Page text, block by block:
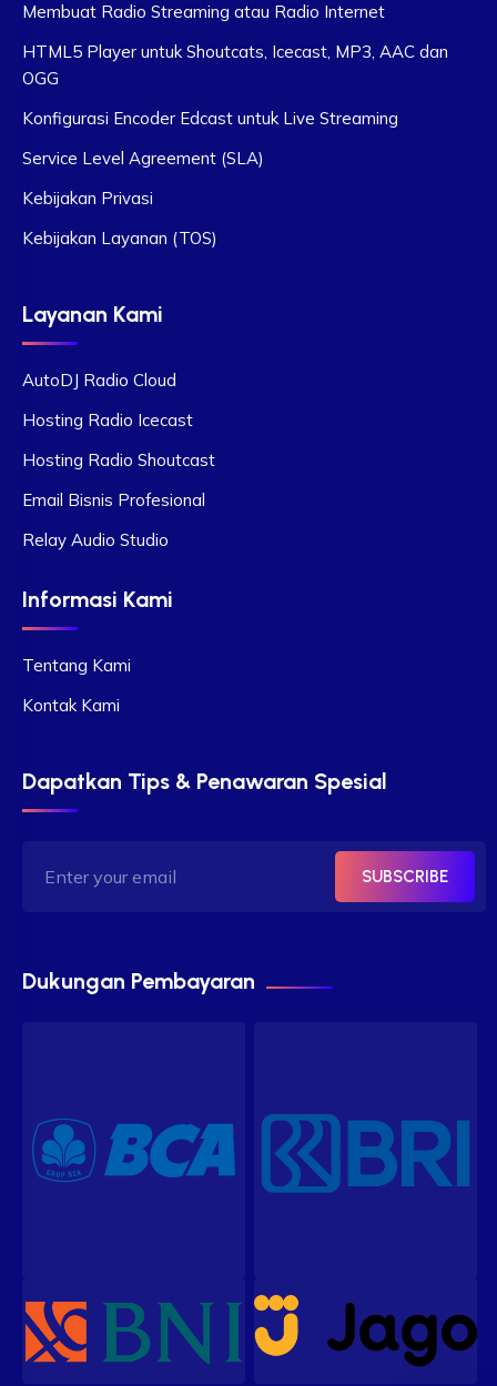
Membuat Radio Streaming atau Radio Internet
HTML5 Player untuk Shoutcats, Icecast, MP3, AAC dan
OGG
Konfigurasi Encoder Edcast untuk Live Streaming
Service Level Agreement (SLA)
Kebijakan Privasi
Kebijakan Layanan (TOS)
Layanan Kami
AutoDJ Radio Cloud
Hosting Radio Icecast
Hosting Radio Shoutcast
Email Bisnis Profesional
Relay Audio Studio
Informasi Kami
Tentang Kami
Kontak Kami
Dapatkan Tips & Penawaran Spesial
SUBSCRIBE
Dukungan Pembayaran
Our customer support team is
here to answer your questions.